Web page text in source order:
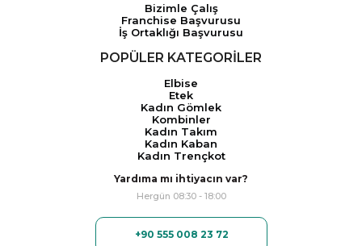
Bizimle Çalış
Franchise Başvurusu
İş Ortaklığı Başvurusu
POPÜLER KATEGORİLER
Elbise
Etek
Kadın Gömlek
Kombinler
Kadın Takım
Kadın Kaban
Kadın Trençkot
Yardıma mı ihtiyacın var?
Hergün 08:30 - 18:00
+90 555 008 23 72